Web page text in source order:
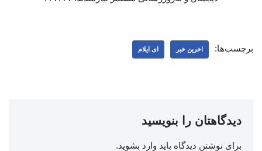
برچسب‌ها: اخرین خبر ای ایلام
دیدگاهتان را بنویسید
برای نوشتن دیدگاه باید وارد بشوید.